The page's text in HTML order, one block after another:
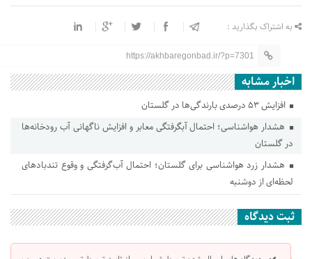
به اشتراک بگذارید :
https://akhbaregonbad.ir/?p=7301
اخبار مشابه
افزایش ۵۳ درصدی بارندگی‌ها در گلستان
هشدار هواشناسی؛ احتمال آبگرفتگی معابر و افزایش ناگهانی آب رودخانه‌ها
در گلستان
هشدار زرد هواشناسی برای گلستان؛ احتمال آب‌گرفتگی و وقوع تندباد‌های
لحظه‌ای از دوشنبه
ثبت دیدگاه